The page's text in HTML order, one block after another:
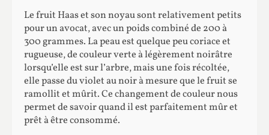
Le fruit Haas et son noyau sont relativement petits
pour un avocat, avec un poids combiné de 200 à
300 grammes. La peau est quelque peu coriace et
rugueuse, de couleur verte à légèrement noirâtre
lorsqu’elle est sur l’arbre, mais une fois récoltée,
elle passe du violet au noir à mesure que le fruit se
ramollit et mûrit. Ce changement de couleur nous
permet de savoir quand il est parfaitement mûr et
prêt à être consommé.